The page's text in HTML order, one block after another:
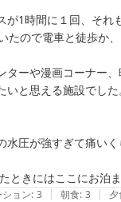
が1時間に１回、そ
たので電車と徒歩か
ターや漫画コーナー
と思える施設でした
水圧が強すぎて痛い
ときにはここにお泊ま
ション: 3 | 朝食: 3 | 夕